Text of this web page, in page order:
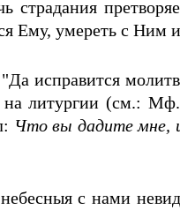
страдания
Ему, умереть с
исправится
на литургии (см.: Мф.
Что вы дадите мне,
с нами